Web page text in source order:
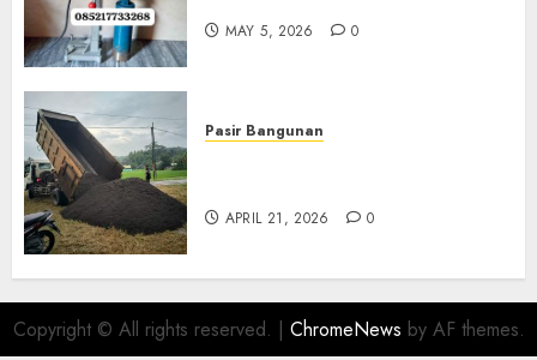
MAY 5, 2026 0
Pasir Bangunan
APRIL 21, 2026 0
Copyright © All rights reserved. | ChromeNews by AF themes.